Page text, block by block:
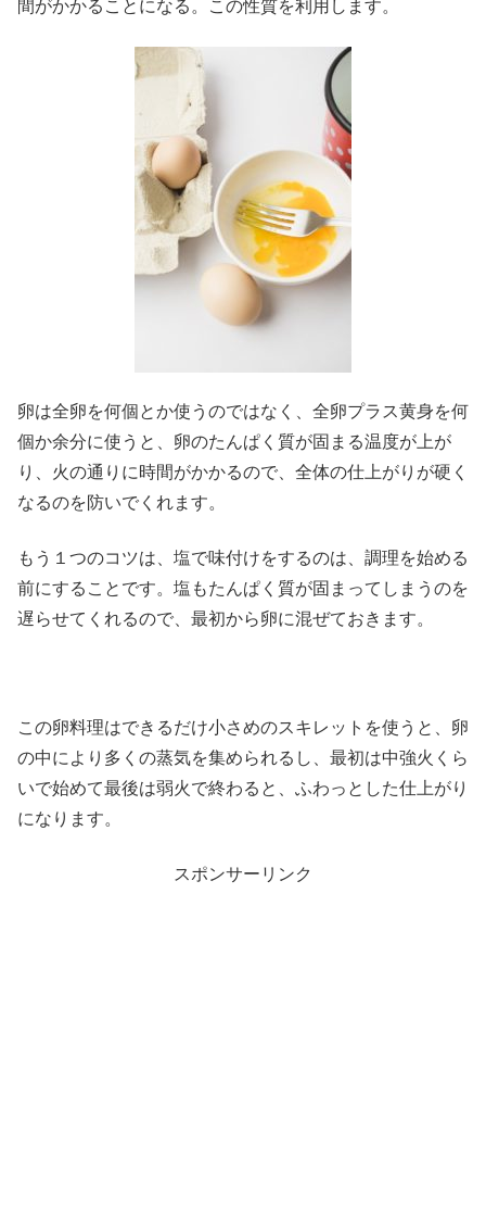
間がかかることになる。この性質を利用します。
卵は全卵を何個とか使うのではなく、全卵プラス黄身を何
個か余分に使うと、卵のたんぱく質が固まる温度が上が
り、火の通りに時間がかかるので、全体の仕上がりが硬く
なるのを防いでくれます。
もう１つのコツは、塩で味付けをするのは、調理を始める
前にすることです。塩もたんぱく質が固まってしまうのを
遅らせてくれるので、最初から卵に混ぜておきます。
この卵料理はできるだけ小さめのスキレットを使うと、卵
の中により多くの蒸気を集められるし、最初は中強火くら
いで始めて最後は弱火で終わると、ふわっとした仕上がり
になります。
スポンサーリンク